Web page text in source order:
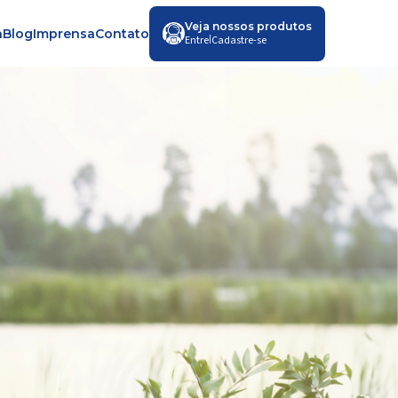
BlogImprensaContato Veja nossos produtos
Entre|Cadastre-se